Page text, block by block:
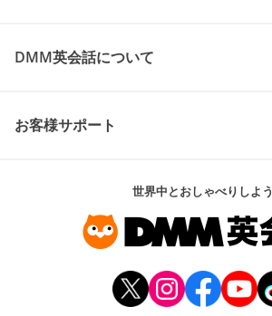
DMM英会話について
お客様サポート
世界中とおしゃべりしよう